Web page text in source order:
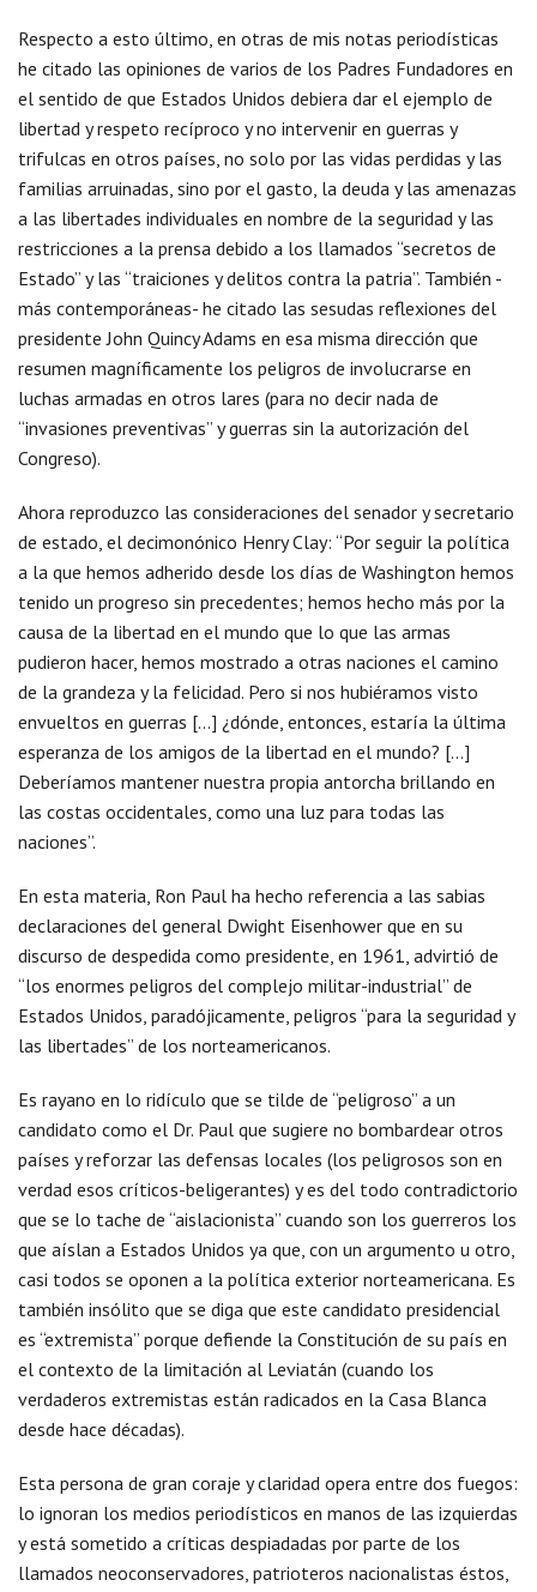
Respecto a esto último, en otras de mis notas periodísticas
he citado las opiniones de varios de los Padres Fundadores en
el sentido de que Estados Unidos debiera dar el ejemplo de
libertad y respeto recíproco y no intervenir en guerras y
trifulcas en otros países, no solo por las vidas perdidas y las
familias arruinadas, sino por el gasto, la deuda y las amenazas
a las libertades individuales en nombre de la seguridad y las
restricciones a la prensa debido a los llamados “secretos de
Estado” y las “traiciones y delitos contra la patria”. También -
más contemporáneas- he citado las sesudas reflexiones del
presidente John Quincy Adams en esa misma dirección que
resumen magníficamente los peligros de involucrarse en
luchas armadas en otros lares (para no decir nada de
“invasiones preventivas” y guerras sin la autorización del
Congreso).
Ahora reproduzco las consideraciones del senador y secretario
de estado, el decimonónico Henry Clay: “Por seguir la política
a la que hemos adherido desde los días de Washington hemos
tenido un progreso sin precedentes; hemos hecho más por la
causa de la libertad en el mundo que lo que las armas
pudieron hacer, hemos mostrado a otras naciones el camino
de la grandeza y la felicidad. Pero si nos hubiéramos visto
envueltos en guerras […] ¿dónde, entonces, estaría la última
esperanza de los amigos de la libertad en el mundo? […]
Deberíamos mantener nuestra propia antorcha brillando en
las costas occidentales, como una luz para todas las
naciones”.
En esta materia, Ron Paul ha hecho referencia a las sabias
declaraciones del general Dwight Eisenhower que en su
discurso de despedida como presidente, en 1961, advirtió de
“los enormes peligros del complejo militar-industrial” de
Estados Unidos, paradójicamente, peligros “para la seguridad y
las libertades” de los norteamericanos.
Es rayano en lo ridículo que se tilde de “peligroso” a un
candidato como el Dr. Paul que sugiere no bombardear otros
países y reforzar las defensas locales (los peligrosos son en
verdad esos críticos-beligerantes) y es del todo contradictorio
que se lo tache de “aislacionista” cuando son los guerreros los
que aíslan a Estados Unidos ya que, con un argumento u otro,
casi todos se oponen a la política exterior norteamericana. Es
también insólito que se diga que este candidato presidencial
es “extremista” porque defiende la Constitución de su país en
el contexto de la limitación al Leviatán (cuando los
verdaderos extremistas están radicados en la Casa Blanca
desde hace décadas).
Esta persona de gran coraje y claridad opera entre dos fuegos:
lo ignoran los medios periodísticos en manos de las izquierdas
y está sometido a críticas despiadadas por parte de los
llamados neoconservadores, patrioteros nacionalistas éstos,